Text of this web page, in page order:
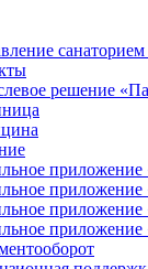
санаторием
решение
приложение
приложение
приложение
приложение